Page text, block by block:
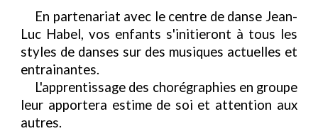
En partenariat avec le centre de danse Jean-
Luc Habel, vos enfants s'initieront à tous les
styles de danses sur des musiques actuelles et
entrainantes.
L'apprentissage des chorégraphies en groupe
leur apportera estime de soi et attention aux
autres.